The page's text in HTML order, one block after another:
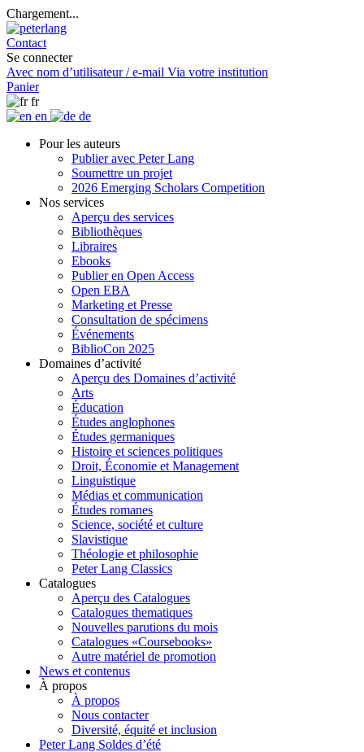
Chargement...
Contact
Se connecter
Avec nom d’utilisateur / e-mail Via votre institution
Panier
fr
en
de
Pour les auteurs
Publier avec Peter Lang
Soumettre un projet
2026 Emerging Scholars Competition
Nos services
Aperçu des services
Bibliothèques
Libraires
Ebooks
Publier en Open Access
Open EBA
Marketing et Presse
Consultation de spécimens
Événements
BiblioCon 2025
Domaines d’activité
Aperçu des Domaines d’activité
Arts
Éducation
Études anglophones
Études germaniques
Histoire et sciences politiques
Droit, Économie et Management
Linguistique
Médias et communication
Études romanes
Science, société et culture
Slavistique
Théologie et philosophie
Peter Lang Classics
Catalogues
Aperçu des Catalogues
Catalogues thematiques
Nouvelles parutions du mois
Catalogues «Coursebooks»
Autre matériel de promotion
News et contenus
À propos
À propos
Nous contacter
Diversité, équité et inclusion
Peter Lang Soldes d’été